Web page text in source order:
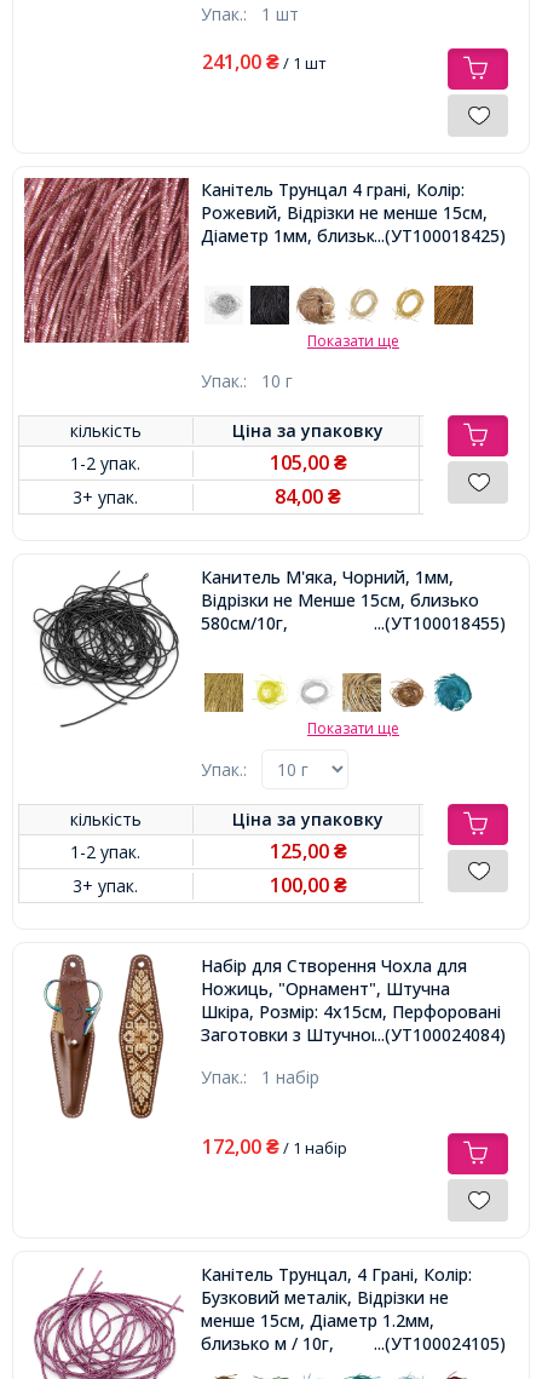
Упак.: 1 шт
241,00 ₴/ 1 шт
Канітель Трунцал 4 грані, Колір:
Рожевий, Відрізки не менше 15см,
Діаметр 1мм, близько 490см / 10г,
...(УТ100018425)
Показати ще
Упак.: 10 г
кількість Ціна заупаковку
1-2 упак.
105,00 ₴
3+ упак. 84,00₴
Канитель М'яка, Чорний, 1мм,
Відрізки не Менше 15см, близько
580см/10г,
...(УТ100018455)
Показати ще
Упак.:
кількість Ціна заупаковку
1-2 упак.
125,00 ₴
3+ упак. 100,00 ₴
Набір для Створення Чохла для
Ножиць, "Орнамент", Штучна
Шкіра, Розмір: 4х15см, Перфоровані
Заготовки з Штучною Шкіри,
Муліне
...(УТ100024084)
Упак.: 1 набір
172,00 ₴/ 1 набір
Канітель Трунцал, 4 Грані, Колір:
Бузковий металік, Відрізки не
менше 15см, Діаметр 1.2мм,
близько м / 10г,
...(УТ100024105)